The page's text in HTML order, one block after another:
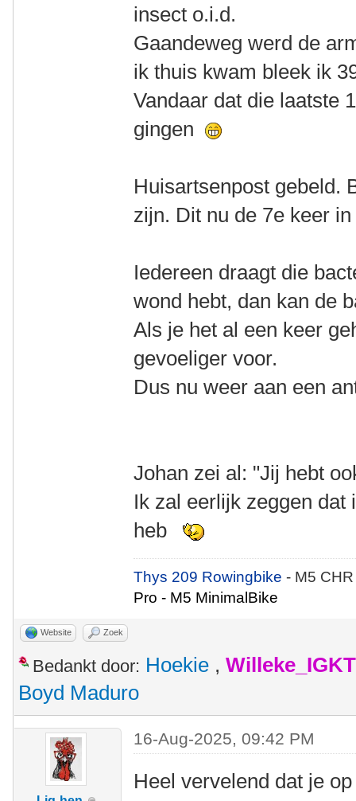
insect o.i.d.
Gaandeweg werd de
ik thuis kwam bleek ik
Vandaar dat die laatste
gingen
Huisartsenpost gebeld.
zijn. Dit nu de 7e keer
Iedereen draagt die
wond hebt, dan kan de
Als je het al een keer
gevoeliger voor.
Dus nu weer aan een
Johan zei al: "Jij hebt
Ik zal eerlijk zeggen
heb
Thys 209 Rowingbike- M5
Pro - M5 MinimalBike
Website Zoek
Bedankt door: Hoekie , Willeke_IGKT
Boyd Maduro
16-Aug-2025, 09:42 PM
Heel vervelend dat je